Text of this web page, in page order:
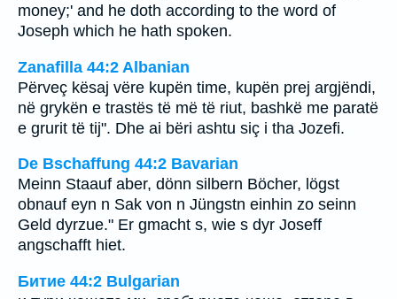
money;' and he doth according to the word of
Joseph which he hath spoken.
Zanafilla 44:2 Albanian
Përveç kësaj vëre kupën time, kupën prej argjëndi,
në grykën e trastës të më të riut, bashkë me paratë
e grurit të tij". Dhe ai bëri ashtu siç i tha Jozefi.
De Bschaffung 44:2 Bavarian
Meinn Staauf aber, dönn silbern Böcher, lögst
obnauf eyn n Sak von n Jüngstn einhin zo seinn
Geld dyrzue." Er gmacht s, wie s dyr Joseff
angschafft hiet.
Битие 44:2 Bulgarian